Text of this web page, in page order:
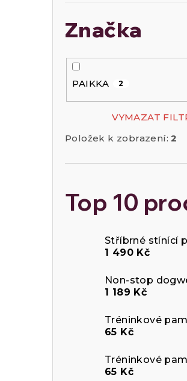
Značka
PAIKKA 2
VYMAZAT
Položek k zobrazení:2
Top 10
1 490 Kč
1 189 Kč
65 Kč
65 Kč